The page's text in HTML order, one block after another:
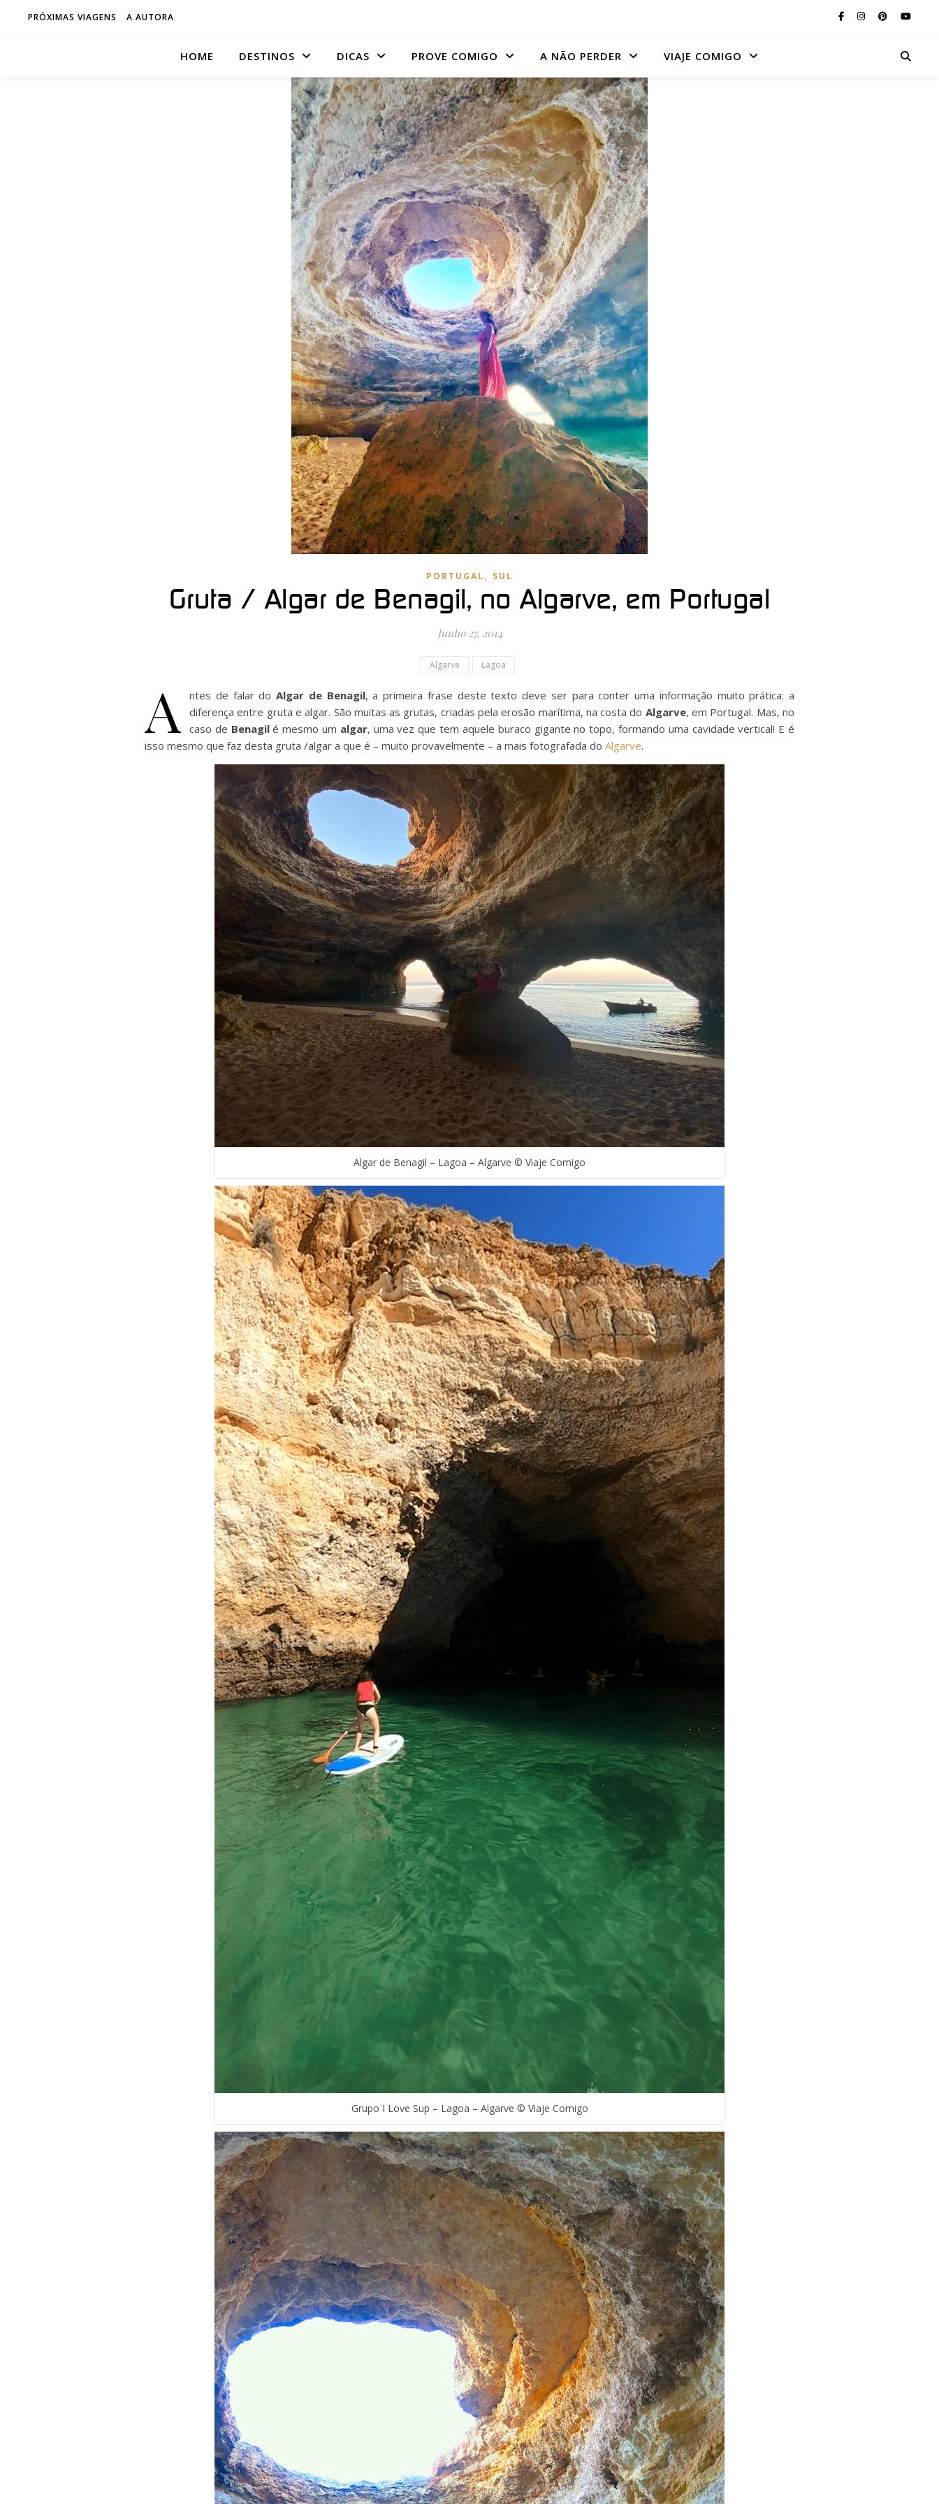
PRÓXIMAS VIAGENS A AUTORA
HOME DESTINOS DICAS PROVE COMIGO A NÃO PERDER VIAJE COMIGO
PORTUGAL, SUL
Gruta / Algar de Benagil, no Algarve, em Portugal
Junho 27, 2014
Algarve Lagoa
A ntes de falar do Algar de Benagil, a primeira frase deste texto deve ser para conter uma informação muito prática: a
diferença entre gruta e algar. São muitas as grutas, criadas pela erosão marítima, na costa do Algarve, em Portugal. Mas, no
caso de Benagilé mesmo um algar, uma vez que tem aquele buraco gigante no topo, formando uma cavidade vertical! E é
isso mesmo que faz desta gruta /algar a que é – muito provavelmente – a mais fotografada do Algarve.
Algar de Benagil – Lagoa – Algarve © Viaje Comigo
Grupo I Love Sup – Lagoa – Algarve © Viaje Comigo